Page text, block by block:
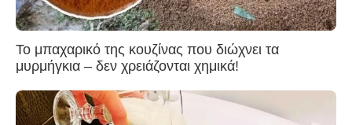
Το μπαχαρικό της κουζίνας που διώχνει τα
μυρμήγκια – δεν χρειάζονται χημικά!